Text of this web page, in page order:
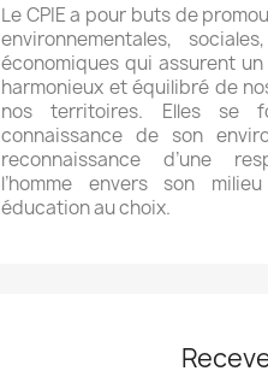
Le CPIE a pour buts de
environnementales,
économiques qui assurent
harmonieux et équilibré de
nos territoires. Elles se
connaissance de son
reconnaissance d’une
l’homme envers son
éducation au choix.